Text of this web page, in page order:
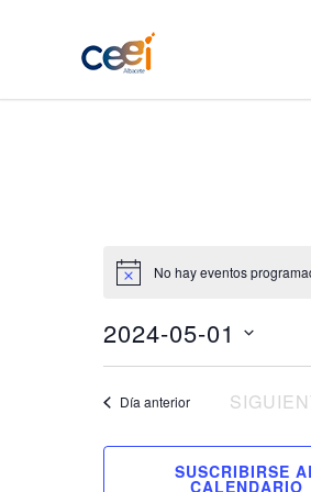
No hay eventos
2024-05-01
Día anterior
SUSCRIBIRSE
CALENDARIO